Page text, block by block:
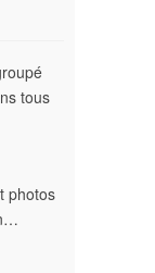
tous
photos